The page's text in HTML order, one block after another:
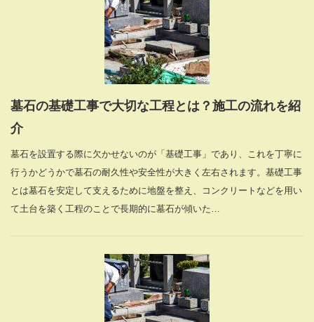
墓石の基礎工事で大切な工程とは？施工の流れを紹
介
墓石を設置する際に欠かせないのが「基礎工事」であり、これを丁寧に
行うかどうかで墓石の耐久性や安全性が大きく左右されます。基礎工事
とは墓石を安定して支えるために地盤を整え、コンクリートなどを用い
て土台を築く工程のことで長期的に墓石が傾いた…